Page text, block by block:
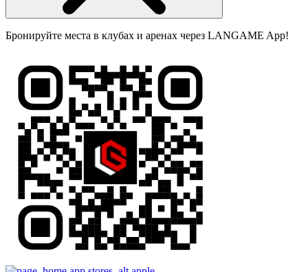
Бронируйте места в клубах и аренах через LANGAME App!